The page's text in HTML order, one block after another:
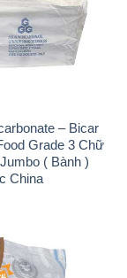
– Bicar
Grade 3 Chữ
( Bành )
China